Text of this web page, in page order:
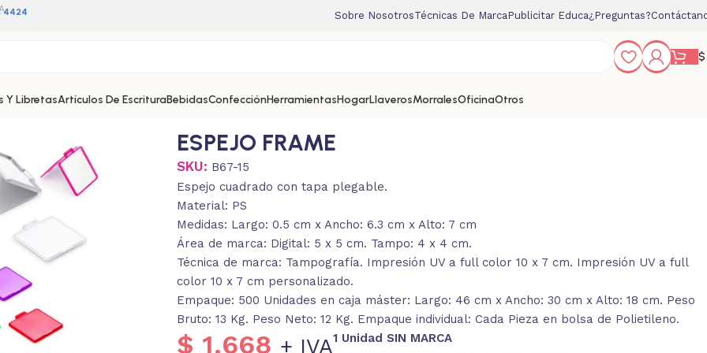
4424 Sobre NosotrosTécnicas De MarcaPublicitar Educa¿Preguntas?
$
Y LibretasArtículos De EscrituraBebidasConfecciónHerramientasHogarLlaverosMorralesOficinaOtros
ESPEJO FRAME
SKU: B67-15
Espejo cuadrado con tapa plegable.
Material: PS
Medidas: Largo: 0.5 cm x Ancho: 6.3 cm x Alto: 7 cm
Área de marca: Digital: 5 x 5 cm. Tampo: 4 x 4 cm.
Técnica de marca: Tampografía. Impresión UV a full color 10 x 7 cm. Impresión UV a full
color 10 x 7 cm personalizado.
Empaque: 500 Unidades en caja máster: Largo: 46 cm x Ancho: 30 cm x Alto: 18 cm. Peso
Bruto: 13 Kg. Peso Neto: 12 Kg. Empaque individual: Cada Pieza en bolsa de Polietileno.
$ 1.668 + IVA1 Unidad SIN MARCA